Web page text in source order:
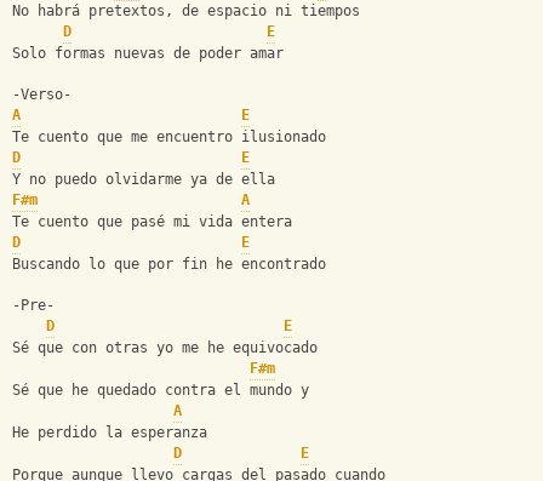
No habrá pretextos, de espacio ni tiempos
D
E
Solo formas nuevas de poder amar
-Verso-
A
E
Te cuento que me encuentro ilusionado
D
E
Y no puedo olvidarme ya de ella
F#m
A
Te cuento que pasé mi vida entera
D
E
Buscando lo que por fin he encontrado
-Pre-
D
E
Sé que con otras yo me he equivocado
F#m
Sé que he quedado contra el mundo y
A
He perdido la esperanza
D
E
Porque aunque llevo cargas del pasado cuando